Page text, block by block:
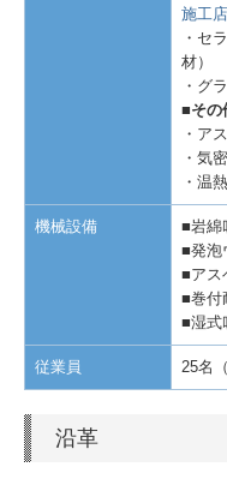
施工店
・セ
材）
・グ
■その
・ア
・気
・温
機械設備
■岩綿
■発泡
■アス
■巻付
■湿式
従業員 25名
沿革